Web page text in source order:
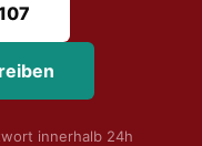
innerhalb 24h